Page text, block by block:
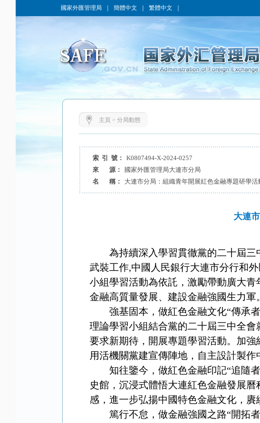
國家外匯管理局 簡體中文 繁體中文
主頁 > 分局動態
索 引 號： K0807494-X-2024-0257
來 源：
國家外匯管理局大連市分局
名 稱：
大連市分局：組織青年開展紅色金融專題研學活
大連
為持續深入學習貫徹黨的二十屆
武裝工作,中國人民銀行大連市分行和
小組學習活動為依託，激勵帶動廣大
金融高質量發展、建設金融強國生力軍。
強基固本，做紅色金融文化“傳承
理論學習小組結合黨的二十屆三中全
要求新期待，開展專題學習活動。加
用活機關黨建宣傳陣地，自主設計製作
知往鑒今，做紅色金融印記“追隨
史館，沉浸式體悟大連紅色金融發展
感，進一步弘揚中國特色金融文化，賡
篤行不怠，做金融強國之路“開拓